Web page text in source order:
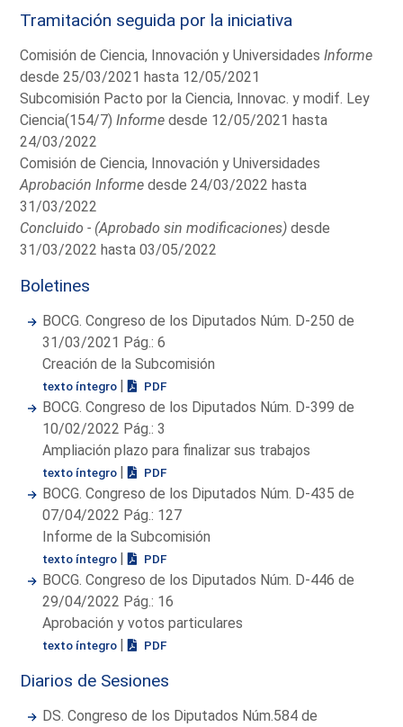
Tramitación seguida por la iniciativa
Comisión de Ciencia, Innovación y UniversidadesInforme
desde 25/03/2021 hasta 12/05/2021
Subcomisión Pacto por la Ciencia, Innovac. y modif. Ley
Ciencia(154/7)Informe desde 12/05/2021 hasta
24/03/2022
Comisión de Ciencia, Innovación y Universidades
Aprobación Informe desde 24/03/2022 hasta
31/03/2022
Concluido - (Aprobado sin modificaciones) desde
31/03/2022 hasta 03/05/2022
Boletines
BOCG. Congreso de los Diputados Núm. D-250 de
31/03/2021 Pág.: 6
Creación de la Subcomisión
texto íntegro | PDF
BOCG. Congreso de los Diputados Núm. D-399 de
10/02/2022 Pág.: 3
Ampliación plazo para finalizar sus trabajos
texto íntegro | PDF
BOCG. Congreso de los Diputados Núm. D-435 de
07/04/2022 Pág.: 127
Informe de la Subcomisión
texto íntegro | PDF
BOCG. Congreso de los Diputados Núm. D-446 de
29/04/2022 Pág.: 16
Aprobación y votos particulares
texto íntegro | PDF
Diarios de Sesiones
DS. Congreso de los Diputados Núm.584 de